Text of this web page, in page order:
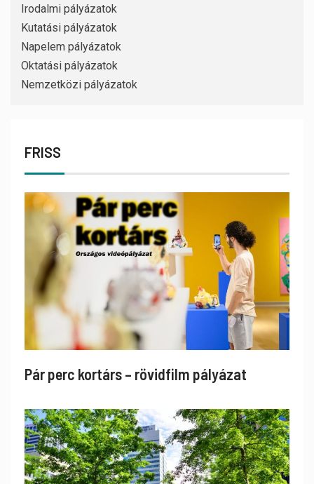
Irodalmi pályázatok
Kutatási pályázatok
Napelem pályázatok
Oktatási pályázatok
Nemzetközi pályázatok
FRISS
Pár perc kortárs – rövidfilm pályázat